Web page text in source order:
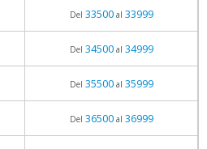
Del 33500al 33999
Del 34500al 34999
Del 35500al 35999
Del 36500al 36999